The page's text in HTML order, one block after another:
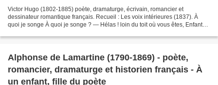
Victor Hugo (1802-1885) poète, dramaturge, écrivain, romancier et
dessinateur romantique français. Recueil : Les voix intérieures (1837). À
quoi je songe À quoi je songe ? — Hélas ! loin du toit où vous êtes, Enfants,
Alphonse de Lamartine (1790-1869) - poète,
romancier, dramaturge et historien français - À
un enfant, fille du poète